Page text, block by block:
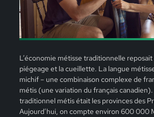
L’économie métisse traditionnelle reposait
piégeage et la cueillette. La langue
michif – une combinaison complexe de
métis (une variation du français
traditionnel métis était les provinces des
Aujourd’hui, on compte environ 600 000